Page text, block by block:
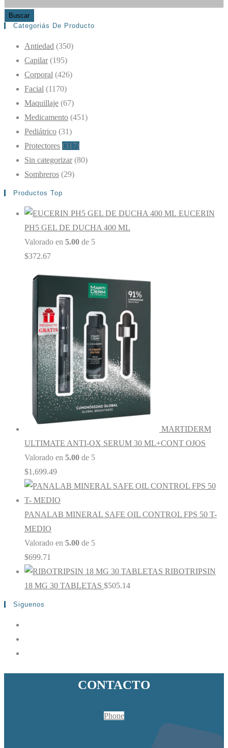
Buscar
Categoriás De Producto
Antiedad (350)
Capilar (195)
Corporal (426)
Facial (1170)
Maquillaje (67)
Medicamento (451)
Pediátrico (31)
Protectores (317)
Sin categorizar (80)
Sombreros (29)
Productos Top
EUCERIN
PH5 GEL DE DUCHA 400 ML
Valorado en 5.00 de 5
$372.67
MARTIDERM
ULTIMATE ANTI-OX SERUM 30 ML+CONT OJOS
Valorado en 5.00 de 5
$1,699.49
PANALAB MINERAL SAFE OIL CONTROL FPS 50 T-
MEDIO
Valorado en 5.00 de 5
$699.71
RIBOTRIPSIN
18 MG 30 TABLETAS $505.14
Siguenos
CONTACTO
Phone